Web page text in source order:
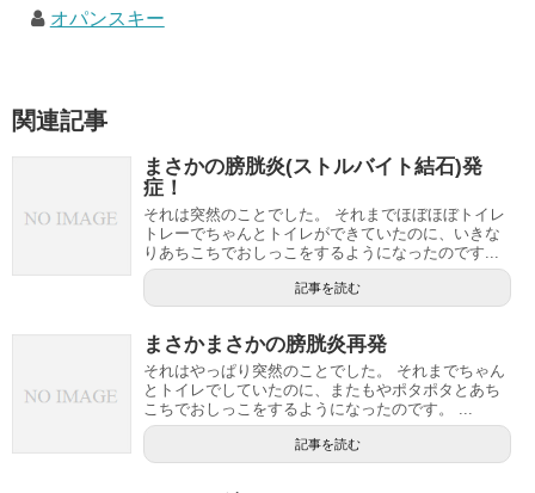
オパンスキー
関連記事
まさかの膀胱炎(ストルバイト結石)発
症！
それは突然のことでした。 それまでほぼほぼトイレ
トレーでちゃんとトイレができていたのに、いきな
りあちこちでおしっこをするようになったのです...
記事を読む
まさかまさかの膀胱炎再発
それはやっぱり突然のことでした。 それまでちゃん
とトイレでしていたのに、またもやポタポタとあち
こちでおしっこをするようになったのです。 ...
記事を読む